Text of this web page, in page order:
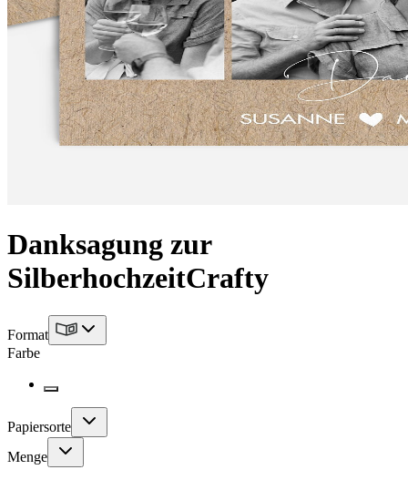
Danksagung zur
SilberhochzeitCrafty
Format
Farbe
Papiersorte
Menge